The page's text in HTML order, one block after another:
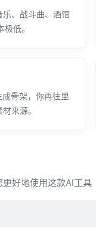
、战斗曲、酒馆
低。
骨架，你再往里
来源。
好地使用这款AI工具